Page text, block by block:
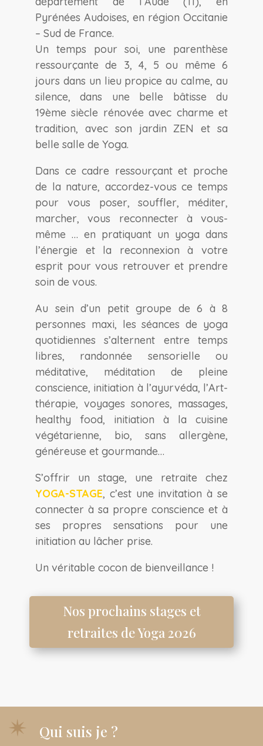
Pyrénées Audoises, en région Occitanie
– Sud de France.
Un temps pour soi, une parenthèse
ressourçante de 3, 4, 5 ou même 6
jours dans un lieu propice au calme, au
silence, dans une belle bâtisse du
19ème siècle rénovée avec charme et
tradition, avec son jardin ZEN et sa
belle salle de Yoga.
Dans ce cadre ressourçant et proche
de la nature, accordez-vous ce temps
pour vous poser, souffler, méditer,
marcher, vous reconnecter à vous-
même … en pratiquant un yoga dans
l’énergie et la reconnexion à votre
esprit pour vous retrouver et prendre
soin de vous.
Au sein d’un petit groupe de 6 à 8
personnes maxi, les séances de yoga
quotidiennes s’alternent entre temps
libres, randonnée sensorielle ou
méditative, méditation de pleine
conscience, initiation à l’ayurvéda, l’Art-
thérapie, voyages sonores, massages,
healthy food, initiation à la cuisine
végétarienne, bio, sans allergène,
généreuse et gourmande…
S’offrir un stage, une retraite chez
YOGA-STAGE, c’est une invitation à se
connecter à sa propre conscience et à
ses propres sensations pour une
initiation au lâcher prise.
Un véritable cocon de bienveillance !
Nos prochains stages et
retraites de Yoga 2026
Qui suis je ?